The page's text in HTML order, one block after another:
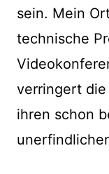
sein. Mein
technische
verringert
ihren schon